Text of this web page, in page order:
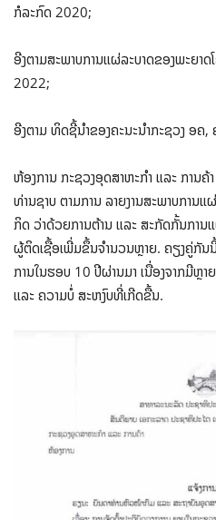
ກໍລະກົດ 2020;
ອີງຕາມສະພາບການແຜ່ລະບາດຂອງພະຍ
2022;
ອີງຕາມ ທິດຊີ້ນໍາຂອງຄະນະນໍາກະຊວງ ອ
ຫ້ອງການ ກະຊວງອຸດສາຫະກໍາ ແລະ ການຄ້
ທ່ານຊາບ ຕາມການ ລາຍງານສະພາບການແ
ກິດ ວ່າດ້ວຍການຕ້ານ ແລະ ສະກັດກັ້ນການ
ຜູ້ຕິດເຊື້ອເພີ່ມຂຶ້ນຈໍານວນຫຼາຍ. ຄຽງຄູ່ກັນ
ການໃນຮອບ 10 ປີຜ່ານມາ ເນື່ອງຈາກມີຫຼາ
ແລະ ຄວາມບໍ່ ສະຫງົບທີ່ເກີດຂື້ນ.